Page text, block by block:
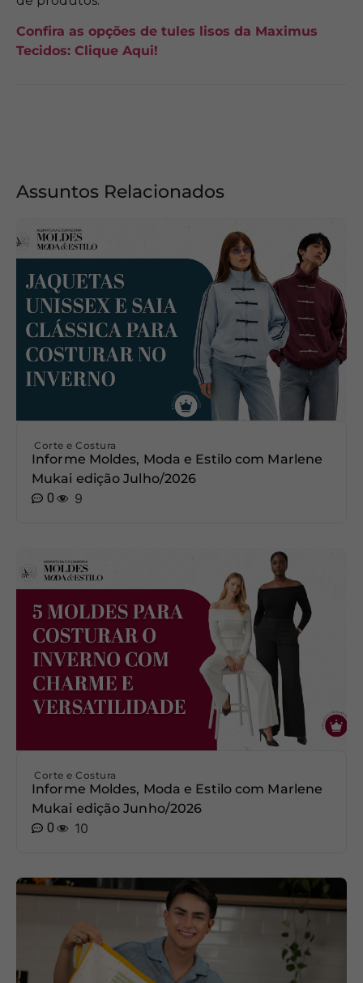
Confira as opções de tules lisos da Maximus
Tecidos: Clique Aqui!
Assuntos Relacionados
Corte e Costura
Informe Moldes, Moda e Estilo com Marlene
Mukai edição Julho/2026
0
9
Corte e Costura
Informe Moldes, Moda e Estilo com Marlene
Mukai edição Junho/2026
0
10